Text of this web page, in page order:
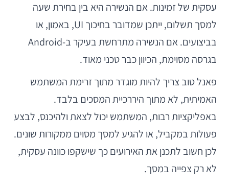
עסקית של זמינות. אם הנשירה היא בין בחירת שעה
למסך תשלום, ייתכן שמדובר בחיכוך UI, באמון, או
בביצועים. אם הנשירה מתרחשת בעיקר ב-Android
בגרסה מסוימת, הכיוון כבר טכני מאוד.
פאנל טוב צריך להיות מוגדר מתוך זרימת המשתמש
האמיתית, לא מתוך היררכיית המסכים בלבד.
באפליקציות רבות, המשתמש יכול לצאת ולהיכנס, לבצע
פעולות במקביל, או להגיע למסך מסוים ממקורות שונים.
לכן חשוב לתכנן את האירועים כך שישקפו כוונה עסקית,
לא רק צפייה במסך.